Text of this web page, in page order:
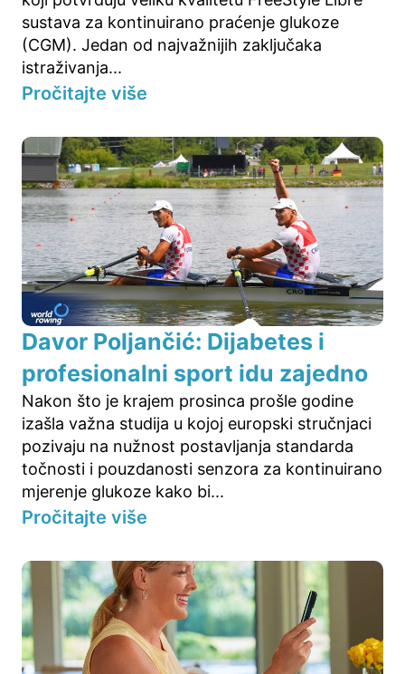
sustava za kontinuirano praćenje glukoze
(CGM). Jedan od najvažnijih zaključaka
istraživanja...
Pročitajte više
Davor Poljančić: Dijabetes i
profesionalni sport idu zajedno
Nakon što je krajem prosinca prošle godine
izašla važna studija u kojoj europski stručnjaci
pozivaju na nužnost postavljanja standarda
točnosti i pouzdanosti senzora za kontinuirano
mjerenje glukoze kako bi...
Pročitajte više